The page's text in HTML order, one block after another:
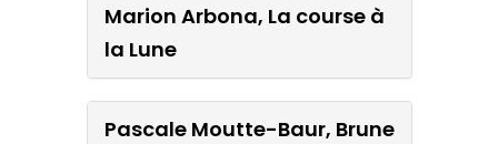
Marion Arbona, La course à
la Lune
Pascale Moutte-Baur, Brune